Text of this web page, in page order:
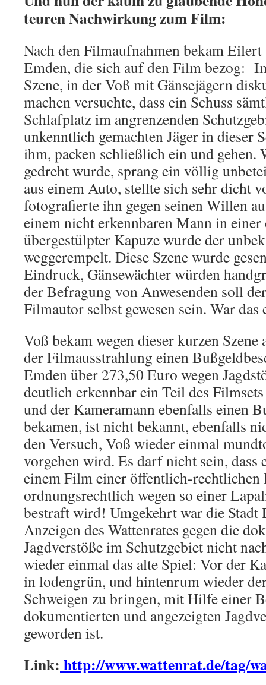
teuren Nachwirkung zum Film:
Nach den Filmaufnahmen bekam Eilert
Emden, die sich auf den Film bezog:
Szene, in der Voß mit Gänsejägern
machen versuchte, dass ein Schuss
Schlafplatz im angrenzenden
unkenntlich gemachten Jäger in dieser
ihm, packen schließlich ein und gehen.
gedreht wurde, sprang ein völlig
aus einem Auto, stellte sich sehr dicht
fotografierte ihn gegen seinen Willen
einem nicht erkennbaren Mann in einer
übergestülpter Kapuze wurde der
weggerempelt. Diese Szene wurde
Eindruck, Gänsewächter würden
der Befragung von Anwesenden soll
Filmautor selbst gewesen sein. War
Voß bekam wegen dieser kurzen Szene
der Filmausstrahlung einen
Emden über 273,50 Euro wegen
deutlich erkennbar ein Teil des
und der Kameramann ebenfalls einen
bekamen, ist nicht bekannt, ebenfalls
den Versuch, Voß wieder einmal
vorgehen wird. Es darf nicht sein,
einem Film einer öffentlich-rechtlichen
ordnungsrechtlich wegen so einer
bestraft wird! Umgekehrt war die Stadt
Anzeigen des Wattenrates gegen die
Jagdverstöße im Schutzgebiet nicht
wieder einmal das alte Spiel: Vor der
in lodengrün, und hintenrum wieder
Schweigen zu bringen, mit Hilfe einer
dokumentierten und angezeigten
geworden ist.
Link: http://www.wattenrat.de/tag/